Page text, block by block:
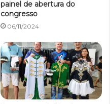
painel de abertura do
congresso
06/11/2024